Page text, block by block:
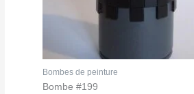
Bombes de peinture
Bombe #199